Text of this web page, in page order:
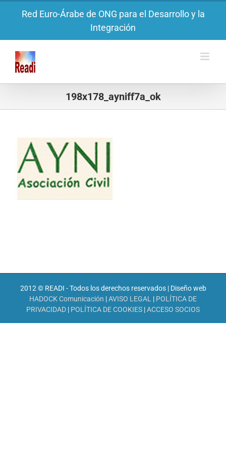
Red Euro-Árabe de ONG para el Desarrollo y la
Integración
198x178_ayniff7a_ok
2012 © READI - Todos los derechos reservados | Diseño web
HADOCK Comunicación |AVISO LEGAL | POLÍTICA DE
PRIVACIDAD | POLÍTICA DE COOKIES |ACCESO SOCIOS